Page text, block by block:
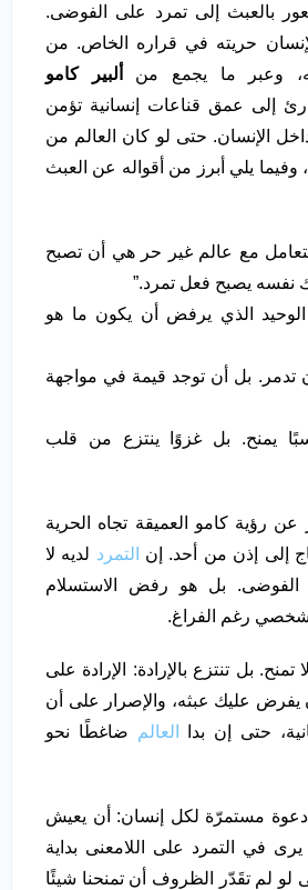
بالعبث إلى تمرد على الفوضى.
حريته في قراره الخاص. من
وعبر ما يجمع من
ألبير كامو
إلى عمق قناعات إنسانية تؤمن
الإنسان. حتى لو كان العالم من
وفيما يلي أبرز من أقواله عن العبث
مع عالم غير حر هي أن تصبح
نفسه يصبح فعل تمرد.”
الوحيد الذي يرفض أن يكون ما هو
تدمر. بل أن توجد قيمة في مواجهة
يمنح. بل غزوًا ينتزع من قلب
عن رؤية كامو العميقة تجاه الحرية
إلى إذن من أحد. إن التمرد لديه لا
الفوضى. بل هو رفض الاستسلام
رغم الفراغ.
بل تنتزع بالإرادة: الإرادة على
يفرض عليك عبثه، والإصرار على أن
حتى إن بدا
العالم ضاغطًا نحو
دعوة مستمرّة لكل إنسان: أن يعيش
يرى في التمرد على اللامعنى بداية
لو لم تقَدّر الظروف أن تمنحنا شيئًا